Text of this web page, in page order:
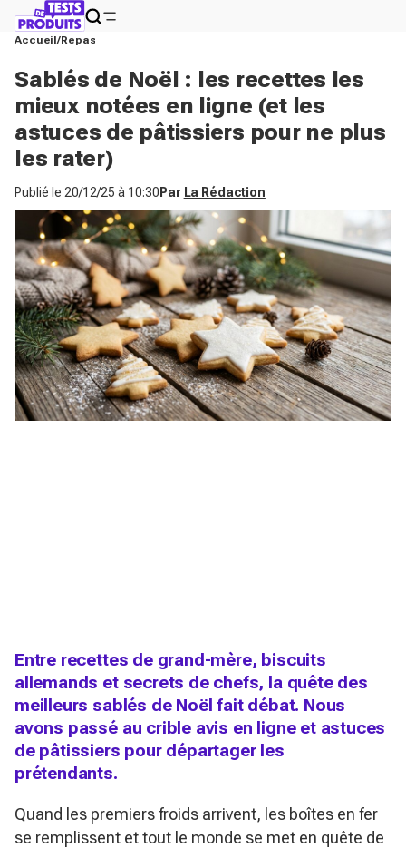
Accueil Repas
Sablés de Noël : les recettes les
mieux notées en ligne (et les
astuces de pâtissiers pour ne plus
les rater)
Publié le 20/12/25 à 10:30 Par La Rédaction
Entre recettes de grand-mère, biscuits
allemands et secrets de chefs, la quête des
meilleurs sablés de Noël fait débat. Nous
avons passé au crible avis en ligne et astuces
de pâtissiers pour départager les
prétendants.
Quand les premiers froids arrivent, les boîtes en fer
se remplissent et tout le monde se met en quête de